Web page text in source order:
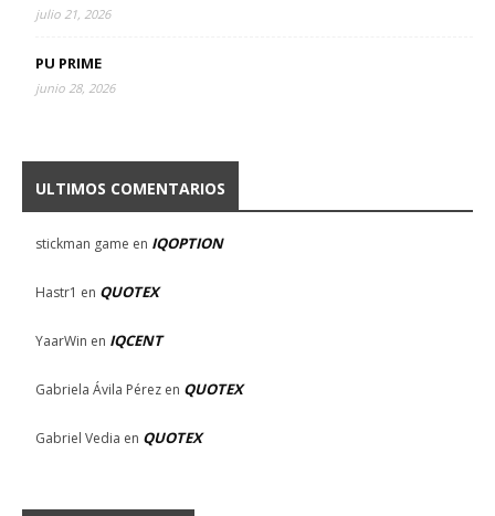
julio 21, 2026
PU PRIME
junio 28, 2026
ULTIMOS COMENTARIOS
stickman game en IQOPTION
Hastr1 en QUOTEX
YaarWin en IQCENT
Gabriela Ávila Pérez en QUOTEX
Gabriel Vedia en QUOTEX